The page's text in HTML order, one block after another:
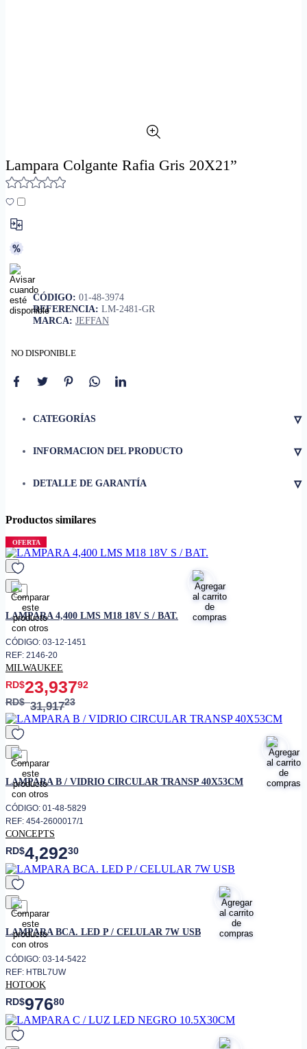
Lampara Colgante Rafia Gris 20X21”
CÓDIGO: 01-48-3974
REFERENCIA: LM-2481-GR
MARCA: JEFFAN
NO DISPONIBLE
CATEGORÍAS ▿
INFORMACION DEL PRODUCTO ▿
• Material pantalla
• Dimensiones pantalla
• Potencia máxima bombillo
DETALLE DE GARANTÍA ▿
Productos similares
OFERTA
favorito
LAMPARA 4,400 LMS M18 18V S / BAT.
CÓDIGO: 03-12-1451
REF: 2146-20
MILWAUKEE
RD$23,93792
RD$31,91723
favorito
LAMPARA B / VIDRIO CIRCULAR TRANSP 40X53CM
CÓDIGO: 01-48-5829
REF: 454-2600017/1
CONCEPTS
RD$4,29230
favorito
LAMPARA BCA. LED P / CELULAR 7W USB
CÓDIGO: 03-14-5422
REF: HTBL7UW
HOTOOK
RD$97680